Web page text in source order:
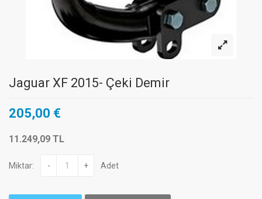
Jaguar XF 2015- Çeki Demir
205,00 €
11.249,09 TL
Miktar: - + Adet